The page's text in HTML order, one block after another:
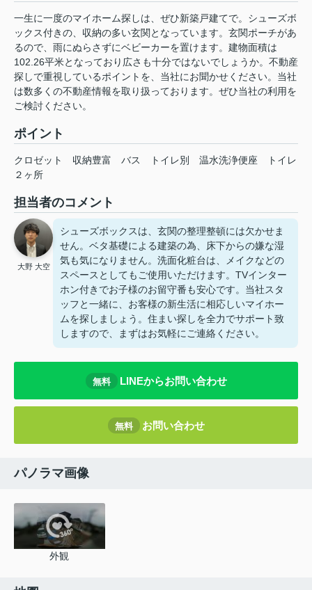
一生に一度のマイホーム探しは、ぜひ新築戸建てで。シューズボ
ックス付きの、収納の多い玄関となっています。玄関ポーチがあ
るので、雨にぬらさずにベビーカーを置けます。建物面積は
102.26平米となっており広さも十分ではないでしょうか。不動産
探しで重視しているポイントを、当社にお聞かせください。当社
は数多くの不動産情報を取り扱っております。ぜひ当社の利用を
ご検討ください。
ポイント
クロゼット 収納豊富 バス トイレ別 温水洗浄便座
トイレ
２ヶ所
担当者のコメント
大野 大空
シューズボックスは、玄関の整理整頓には欠かせま
せん。ベタ基礎による建築の為、床下からの嫌な湿
気も気になりません。洗面化粧台は、メイクなどの
スペースとしてもご使用いただけます。TVインター
ホン付きでお子様のお留守番も安心です。当社スタ
ッフと一緒に、お客様の新生活に相応しいマイホー
ムを探しましょう。住まい探しを全力でサポート致
しますので、まずはお気軽にご連絡ください。
無料 LINEからお問い合わせ
無料 お問い合わせ
パノラマ画像
外観